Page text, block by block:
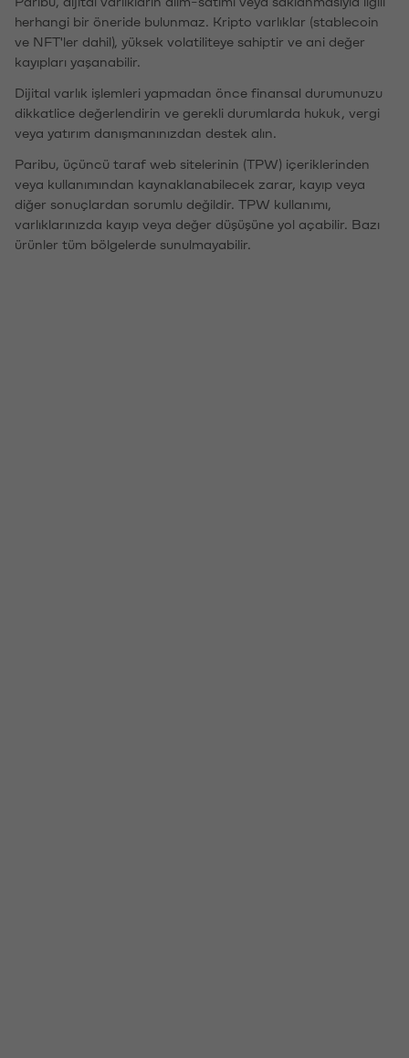
herhangi bir öneride bulunmaz. Kripto varlıklar (stablecoin
ve NFT'ler dahil), yüksek volatiliteye sahiptir ve ani değer
kayıpları yaşanabilir.
Dijital varlık işlemleri yapmadan önce finansal durumunuzu
dikkatlice değerlendirin ve gerekli durumlarda hukuk, vergi
veya yatırım danışmanınızdan destek alın.
Paribu, üçüncü taraf web sitelerinin (TPW) içeriklerinden
veya kullanımından kaynaklanabilecek zarar, kayıp veya
diğer sonuçlardan sorumlu değildir. TPW kullanımı,
varlıklarınızda kayıp veya değer düşüşüne yol açabilir. Bazı
ürünler tüm bölgelerde sunulmayabilir.